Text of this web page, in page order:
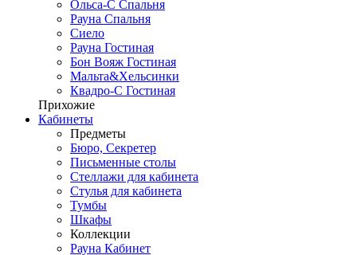
Ольса-С Спальня
Рауна Спальня
Сиело
Рауна Гостиная
Бон Вояж Гостиная
Мальта&Хельсинки
Квадро-С Гостиная
Прихожие
Кабинеты
Предметы
Бюро, Секретер
Письменные столы
Стеллажи для кабинета
Стулья для кабинета
Тумбы
Шкафы
Коллекции
Рауна Кабинет